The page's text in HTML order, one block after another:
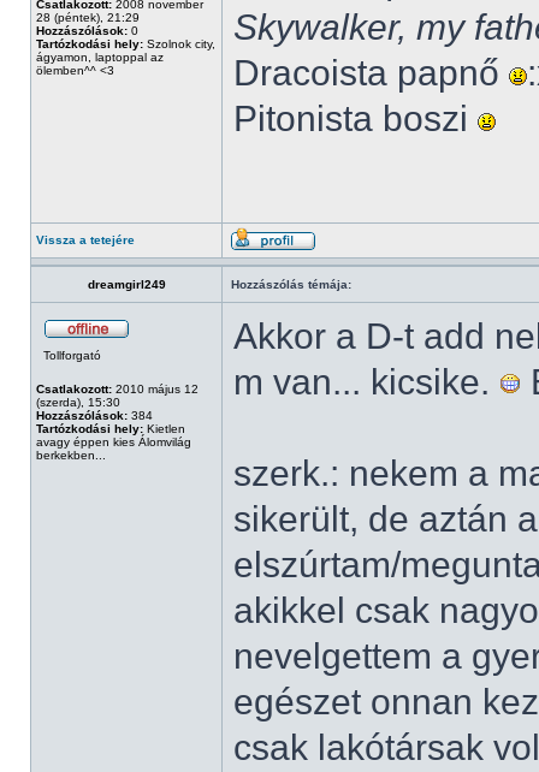
Csatlakozott: 2008 november
28 (péntek), 21:29
Hozzászólások: 0
Tartózkodási hely: Szolnok city,
ágyamon, laptoppal az
ölemben^^ <3
Skywalker, my
Dracoista papnő
Pitonista boszi
Vissza a tetejére
dreamgirl249 Hozzászólás témája:
Tollforgató
Csatlakozott: 2010 május 12
(szerda), 15:30
Hozzászólások: 384
Tartózkodási hely: Kietlen
avagy éppen kies Álomvilág
berkekben...
Akkor a D-t add
m van... kicsike.
szerk.: nekem a
sikerült, de aztán
elszúrtam/
akikkel csak
nevelgettem a
egészet onnan
csak lakótársak